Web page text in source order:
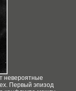
невероятные
Первый эпизод